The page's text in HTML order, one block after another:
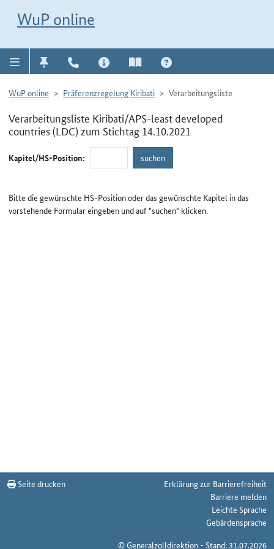
WuP online
WuP online Präferenzregelung Kiribati Verarbeitungsliste
Verarbeitungsliste Kiribati/APS-least developed
countries (LDC) zum Stichtag 14.10.2021
Kapitel/HS-Position:
Bitte die gewünschte HS-Position oder das gewünschte Kapitel in das
vorstehende Formular eingeben und auf "suchen" klicken.
Seite drucken
Erklärung zur Barrierefreiheit
Barriere melden
Leichte Sprache
Gebärdensprache
© Generalzolldirektion - Stand: 31.07.2026